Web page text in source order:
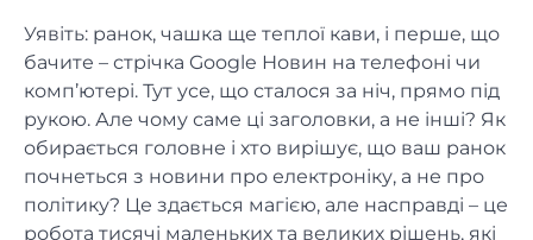
Уявіть: ранок, чашка ще теплої кави, і перше, що
бачите – стрічка Google Новин на телефоні чи
комп’ютері. Тут усе, що сталося за ніч, прямо під
рукою. Але чому саме ці заголовки, а не інші? Як
обирається головне і хто вирішує, що ваш ранок
почнеться з новини про електроніку, а не про
політику? Це здається магією, але насправді – це
робота тисячі маленьких та великих рішень, які